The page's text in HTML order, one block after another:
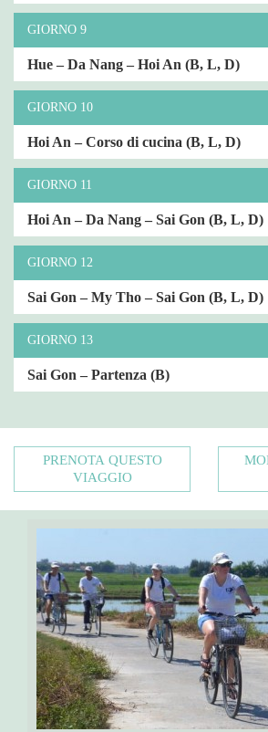
GIORNO 9
Hue – Da Nang – Hoi An (B, L, D)
GIORNO 10
Hoi An – Corso di cucina (B, L, D)
GIORNO 11
Hoi An – Da Nang – Sai Gon (B, L, D)
GIORNO 12
Sai Gon – My Tho – Sai Gon (B, L, D)
GIORNO 13
Sai Gon – Partenza (B)
PRENOTA QUESTO
VIAGGIO